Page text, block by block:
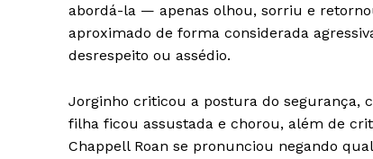
abordá-la — apenas olhou, sorriu e
aproximado de forma considerada
desrespeito ou assédio.
Jorginho criticou a postura do segurança,
filha ficou assustada e chorou, além de
Chappell Roan se pronunciou negando